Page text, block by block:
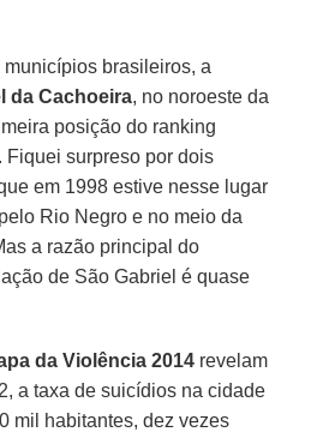
brasileiros, a
da Cachoeira, no noroeste da
posição do ranking
Fiquei surpreso por dois
em 1998 estive nesse lugar
Rio Negro e no meio da
a razão principal do
de São Gabriel é quase
da Violência 2014 revelam
a taxa de suicídios na cidade
mil habitantes, dez vezes